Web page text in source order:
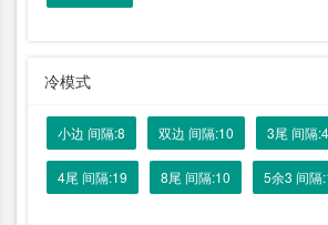
冷模式
小边 间隔:8 双边 间隔:10 3尾 间隔
4尾 间隔:19 8尾 间隔:10 5余3 间隔